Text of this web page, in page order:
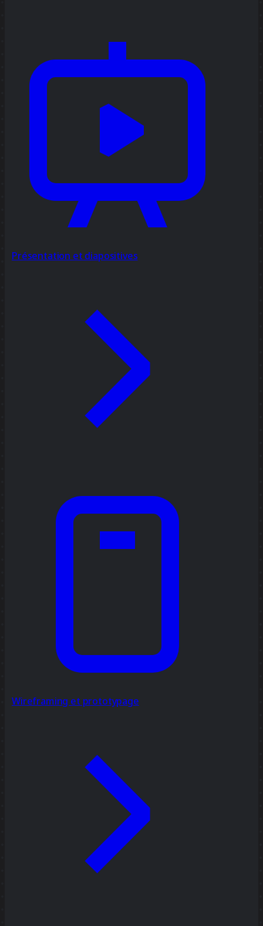
Présentation et diapositives
Wireframing et prototypage